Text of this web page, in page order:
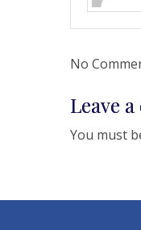
No
Leave
You must